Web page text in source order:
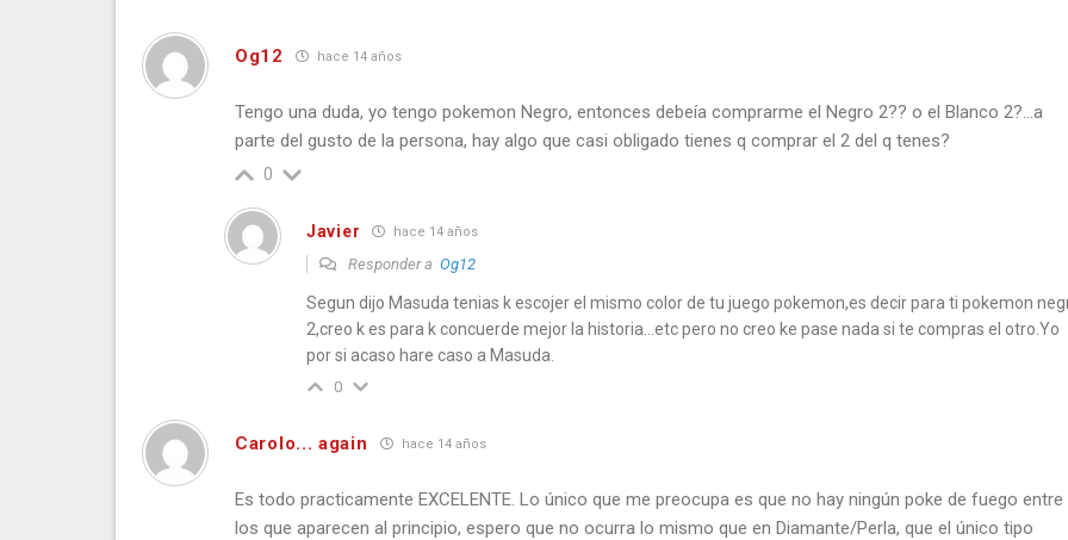
Og12 hace 14 años
Tengo una duda, yo tengo pokemon Negro, entonces debeía comprarme el Negro 2?? o el Blanco 2?…a
parte del gusto de la persona, hay algo que casi obligado tienes q comprar el 2 del q tenes?
0
Javier hace 14 años
Responder a Og12
Segun dijo Masuda tenias k escojer el mismo color de tu juego pokemon,es decir para ti pokemon
2,creo k es para k concuerde mejor la historia…etc pero no creo ke pase nada si te compras el otro.Yo
por si acaso hare caso a Masuda.
0
Carolo... again hace 14 años
Es todo practicamente EXCELENTE. Lo único que me preocupa es que no hay ningún poke de fuego entre
los que aparecen al principio, espero que no ocurra lo mismo que en Diamante/Perla, que el único tipo